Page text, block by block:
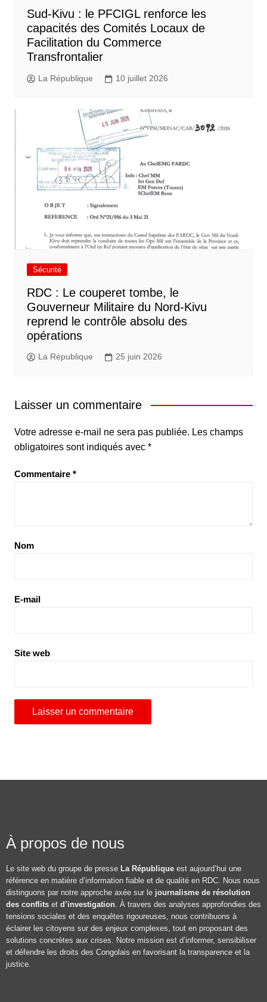
Sud-Kivu : le PFCIGL renforce les
capacités des Comités Locaux de
Facilitation du Commerce
Transfrontalier
La République 10 juillet 2026
Sécurité
RDC : Le couperet tombe, le
Gouverneur Militaire du Nord-Kivu
reprend le contrôle absolu des
opérations
La République 25 juin 2026
Laisser un commentaire
Votre adresse e-mail ne sera pas publiée. Les champs
obligatoires sont indiqués avec *
Commentaire *
Nom
E-mail
Site web
À propos de nous
Le site web du groupe de presse La République est aujourd’hui une
référence en matière d’information fiable et de qualité en RDC. Nous nous
distinguons par notre approche axée sur le journalisme de résolution
des conflits et d’investigation . À travers des analyses approfondies des
tensions sociales et des enquêtes rigoureuses, nous contribuons à
éclairer les citoyens sur des enjeux complexes, tout en proposant des
solutions concrètes aux crises. Notre mission est d’informer, sensibiliser
et défendre les droits des Congolais en favorisant la transparence et la
justice.